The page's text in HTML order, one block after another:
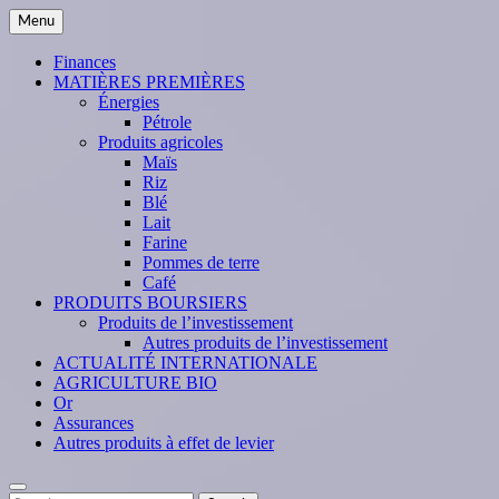
Skip
to
content
Menu
Finances
MATIÈRES PREMIÈRES
Énergies
Pétrole
Produits agricoles
Maïs
Riz
Blé
Lait
Farine
Pommes de terre
Café
PRODUITS BOURSIERS
Produits de l’investissement
Autres produits de l’investissement
ACTUALITÉ INTERNATIONALE
AGRICULTURE BIO
Or
Assurances
Autres produits à effet de levier
Search